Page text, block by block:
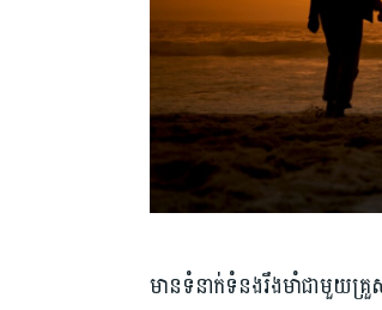
មាន​ទំនាក់ទំនង​រឹងមាំ​ជាមួយគ្